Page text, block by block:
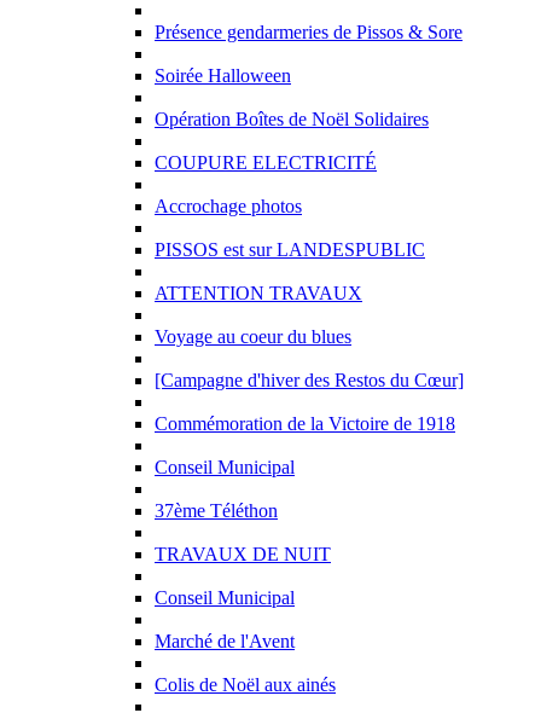
Présence gendarmeries de Pissos & Sore
Soirée Halloween
Opération Boîtes de Noël Solidaires
COUPURE ELECTRICITÉ
Accrochage photos
PISSOS est sur LANDESPUBLIC
ATTENTION TRAVAUX
Voyage au coeur du blues
[Campagne d'hiver des Restos du Cœur]
Commémoration de la Victoire de 1918
Conseil Municipal
37ème Téléthon
TRAVAUX DE NUIT
Conseil Municipal
Marché de l'Avent
Colis de Noël aux ainés